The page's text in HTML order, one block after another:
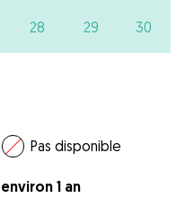
28 29 30
Pas disponible
1 an